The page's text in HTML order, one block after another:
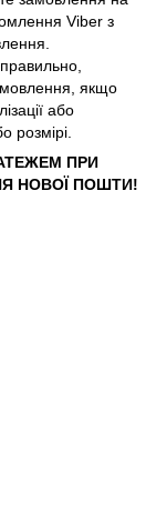
Viber з
якщо
або
розмірі.
ПРИ
НОВОЇ ПОШТИ!